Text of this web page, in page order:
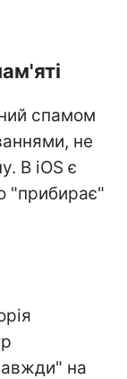
спамом
не
В iOS є
"прибирає"
на